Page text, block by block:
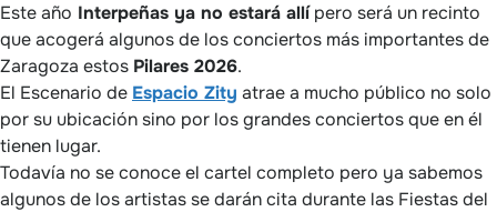
Este año Interpeñas ya no estará allípero será un recinto
que acogerá algunos de los conciertos más importantes de
Zaragoza estos Pilares 2026.
El Escenario de Espacio Zity atrae a mucho público no solo
por su ubicación sino por los grandes conciertos que en él
tienen lugar.
Todavía no se conoce el cartel completo pero ya sabemos
algunos de los artistas se darán cita durante las Fiestas del